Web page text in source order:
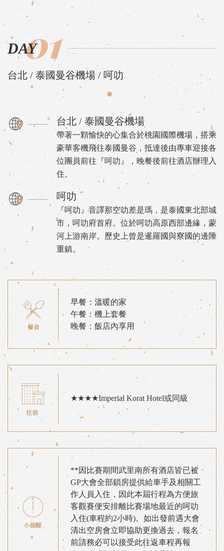
DAY01
台北 / 泰國曼谷機場 / 呵叻
台北 / 泰國曼谷機場
帶著一顆愉快的心集合於桃園國際機場，搭乘
豪華客機飛往泰國曼谷，抵達後由專車迎接各
位團員前往『呵叻』，晚餐後前往酒店辦理入
住。
呵叻
『呵叻』音譯那空叻差是瑪，是泰國東北部城
市，呵叻府首府。位於呵叻高原西部邊緣，蒙
河上游南岸。歷史上曾是暹羅國與寮國的邊陲
重鎮。
早餐：溫暖的家
午餐：機上套餐
晚餐：飯店內享用
★★★★Imperial Korat Hotel或同級
**因比賽期間武里南所有酒店皆已被
GP大會全部鎖房提供給車手及相關工
作人員入住，因此本屆行程為方便旅
客觀賽便安排離比賽場地最近的呵叻
入住(車程約2小時)。如出發前遇大會
清出空房會立即協助更換過去，報名
前請務必可以接受此往返車程再報